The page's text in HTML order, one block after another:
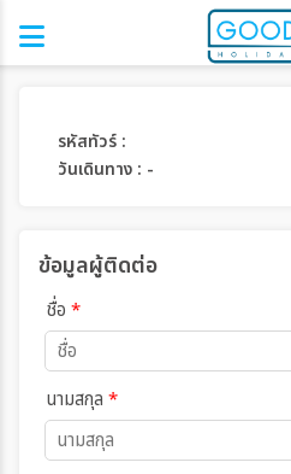
รหัสทัวร์ :
วันเดินทาง : -
ข้อมูลผู้ติดต่อ
ชื่อ *
นามสกุล *